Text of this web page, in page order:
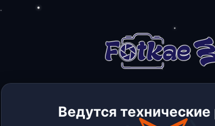
Ведутся